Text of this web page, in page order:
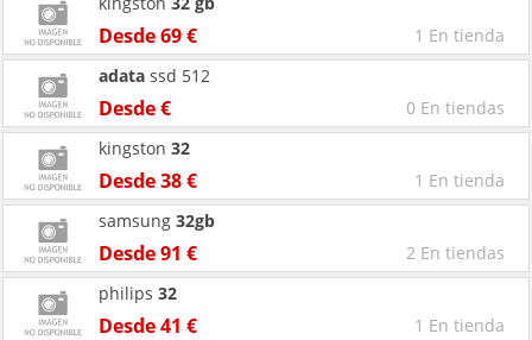
Desde 69 € 1 En tienda
Desde € 0 En tiendas
adata ssd 512
Desde 38 € 1 En tienda
kingston 32
Desde 91 € 2 En tiendas
samsung 32gb
Desde 41 € 1 En tienda
philips 32